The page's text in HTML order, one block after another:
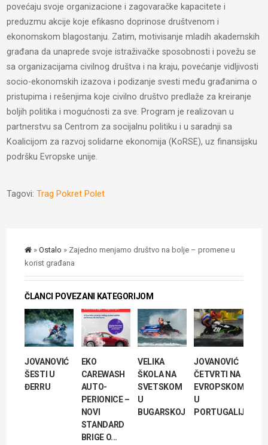
povećaju svoje organizacione i zagovaračke kapacitete i
preduzmu akcije koje efikasno doprinose društvenom i
ekonomskom blagostanju. Zatim, motivisanje mladih akademskih
građana da unaprede svoje istraživačke sposobnosti i povežu se
sa organizacijama civilnog društva i na kraju, povećanje vidljivosti
socio-ekonomskih izazova i podizanje svesti među građanima o
pristupima i rešenjima koje civilno društvo predlaže za kreiranje
boljih politika i mogućnosti za sve. Program je realizovan u
partnerstvu sa Centrom za socijalnu politiku i u saradnji sa
Koalicijom za razvoj solidarne ekonomija (KoRSE), uz finansijsku
podršku Evropske unije.
Tagovi:Trag Pokret Polet
»Ostalo » Zajedno menjamo društvo na bolje – promene u
korist građana
ČLANCI POVEZANI KATEGORIJOM
JOVANOVIĆ
ŠESTI U
ĐERRU
EKO
CAREWASH
AUTO-
PERIONICE –
NOVI
STANDARD
BRIGE O...
VELIKA
ŠKOLA NA
SVETSKOM
U
BUGARSKOJ
JOVANOVIĆ
ČETVRTI NA
EVROPSKOM
U
PORTUGALIJI